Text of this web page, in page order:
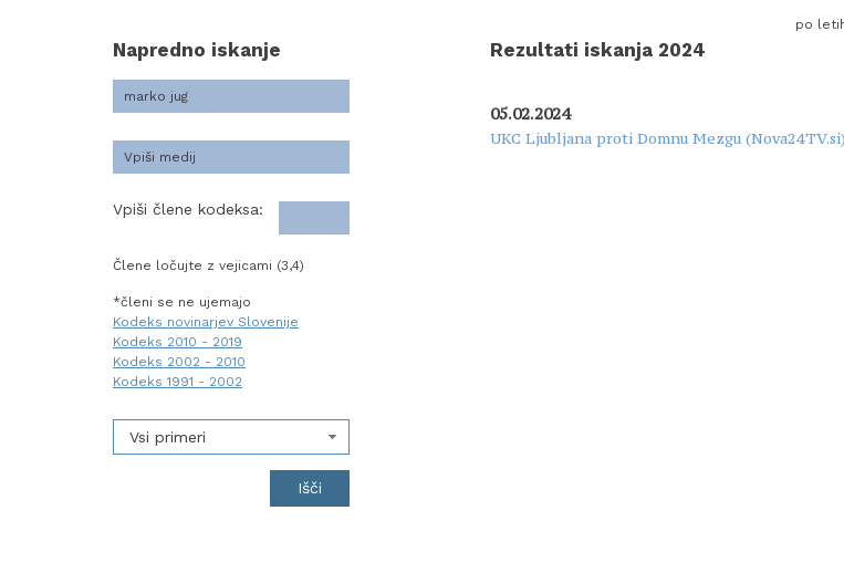
Napredno iskanje
Vpiši člene kodeksa:
Člene ločujte z vejicami (3,4)
*členi se ne ujemajo
Kodeks novinarjev Slovenije
Kodeks 2010 - 2019
Kodeks 2002 - 2010
Kodeks 1991 - 2002
Vsi primeri
Rezultati iskanja 2024
po
05.02.2024
UKC Ljubljana proti Domnu Mezgu (Nova24TV.si)